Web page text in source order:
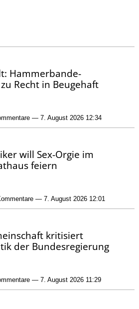
Hammerbande-
Recht in Beugehaft
— 7. August 2026 12:34
will Sex-Orgie im
feiern
— 7. August 2026 12:01
kritisiert
der Bundesregierung
— 7. August 2026 11:29